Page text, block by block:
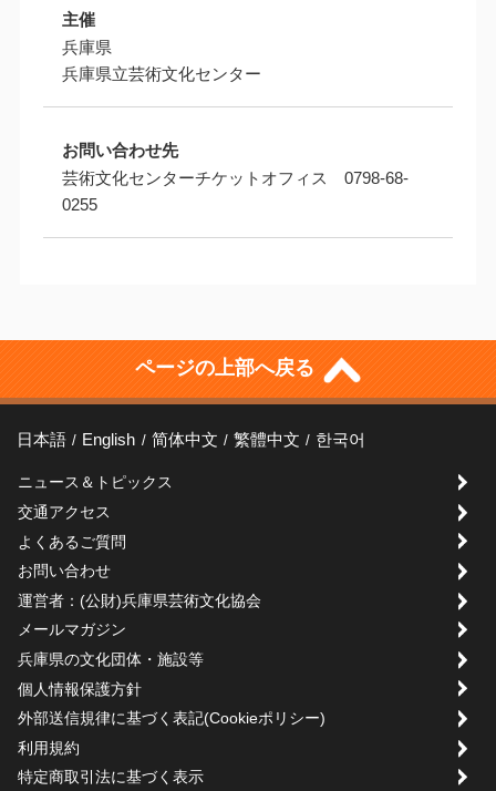
主催
兵庫県
兵庫県立芸術文化センター
お問い合わせ先
芸術文化センターチケットオフィス 0798-68-
0255
ページの上部へ戻る
日本語 English 简体中文 繁體中文 한국어
ニュース＆トピックス
交通アクセス
よくあるご質問
お問い合わせ
運営者：(公財)兵庫県芸術文化協会
メールマガジン
兵庫県の文化団体・施設等
個人情報保護方針
外部送信規律に基づく表記(Cookieポリシー)
利用規約
特定商取引法に基づく表示